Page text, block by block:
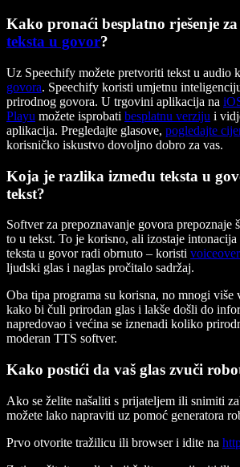
Kako pronaći besplatno rješenje za
teksta u govor?
Uz Speechify možete pretvoriti tekst u audio
govora. Speechify koristi umjetnu
prirodnog govora. U trgovini aplikacija na
Playu možete isprobati besplatnu verziju i
aplikacija. Pregledajte glasove, pogledajte
korisničko iskustvo dovoljno dobro za vas.
Koja je razlika između teksta u
tekst?
Softver za prepoznavanje govora prepoznaje
to u tekst. To je korisno, ali izostaje
teksta u govor radi obrnuto – koristi voiceover
ljudski glas i naglas pročitalo sadržaj.
Oba tipa programa su korisna, no mnogi više
kako bi čuli prirodan glas i lakše došli do
napredovao i većina se iznenadi koliko
moderan TTS softver.
Kako postići da vaš glas zvuči
Ako se želite našaliti s prijateljem ili snimiti
možete lako napraviti uz pomoć generatora
Prvo otvorite tražilicu ili browser i idite na